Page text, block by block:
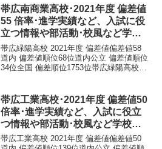
み町２丁目１−２電話番号0...
帯広南商業高校･2021年度 偏差値
55 倍率･進学実績など、入試に役
立つ情報や部活動･校風など学校
の特徴を調査しました。
帯広緑陽高校 2021年度 偏差値偏差値58
道内 偏差値順位68位道内公立 偏差値順位
34位全国 偏差順位1753位帯広緑陽高校
市南の森東３−１−１電話番...
帯広工業高校･2021年度 偏差値50
倍率･進学実績など、入試に役立
つ情報や部活動･校風など学校の
特徴を調査しました。
帯広工業高校 2021年度 偏差値偏差値50